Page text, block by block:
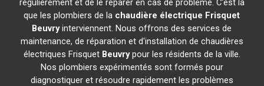
régulièrement et de le réparer en cas de problème. C'est là
que les plombiers de la chaudière électrique Frisquet
Beuvryinterviennent. Nous offrons des services de
maintenance, de réparation et d'installation de chaudières
électriques Frisquet Beuvrypour les résidents de la ville.
Nos plombiers expérimentés sont formés pour
diagnostiquer et résoudre rapidement les problèmes